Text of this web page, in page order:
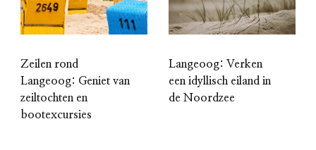
Zeilen rond
Langeoog: Geniet van
zeiltochten en
bootexcursies
Langeoog: Verken
een idyllisch eiland in
de Noordzee